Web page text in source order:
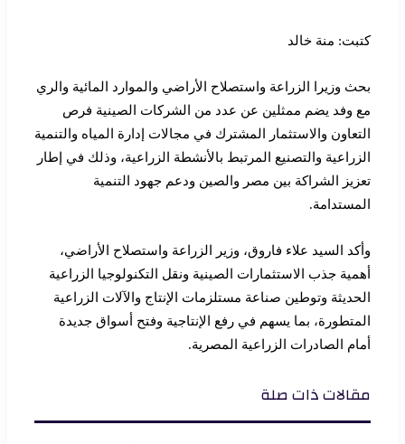
كتبت: منة خالد
بحث وزيرا الزراعة واستصلاح الأراضي والموارد المائية والري
مع وفد يضم ممثلين عن عدد من الشركات الصينية فرص
التعاون والاستثمار المشترك في مجالات إدارة المياه والتنمية
الزراعية والتصنيع المرتبط بالأنشطة الزراعية، وذلك في إطار
تعزيز الشراكة بين مصر والصين ودعم جهود التنمية
المستدامة.
وأكد السيد علاء فاروق، وزير الزراعة واستصلاح الأراضي،
أهمية جذب الاستثمارات الصينية ونقل التكنولوجيا الزراعية
الحديثة وتوطين صناعة مستلزمات الإنتاج والآلات الزراعية
المتطورة، بما يسهم في رفع الإنتاجية وفتح أسواق جديدة
أمام الصادرات الزراعية المصرية.
مقالات ذات صلة